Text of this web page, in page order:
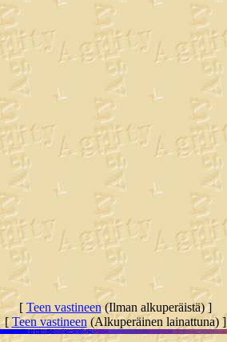
[ Teen vastineen(Ilman alkuperäistä) ]
[Teen vastineen(Alkuperäinen lainattuna) ]